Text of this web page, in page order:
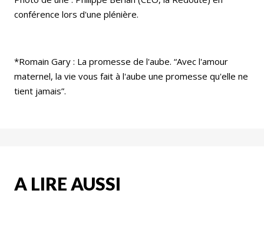
conférence lors d'une plénière.
*Romain Gary : La promesse de l'aube. “Avec l'amour
maternel, la vie vous fait à l'aube une promesse qu'elle ne
tient jamais”.
A LIRE AUSSI